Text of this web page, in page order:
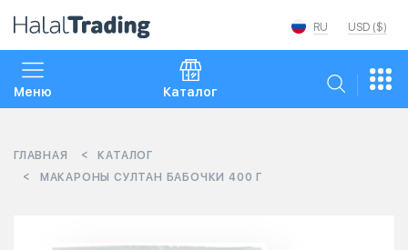
USD ($)
RU
Меню Каталог
ГЛАВНАЯ
КАТАЛОГ
МАКАРОНЫ СУЛТАН БАБОЧКИ 400 Г